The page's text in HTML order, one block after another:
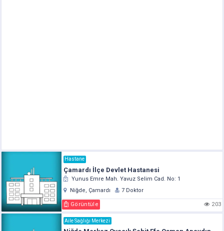
Hastane
Çamardı İlçe Devlet Hastanesi
Yunus Emre Mah. Yavuz Selim Cad. No: 1
Niğde, Çamardı
7 Doktor
Görüntüle 203
Aile Sağlığı Merkezi